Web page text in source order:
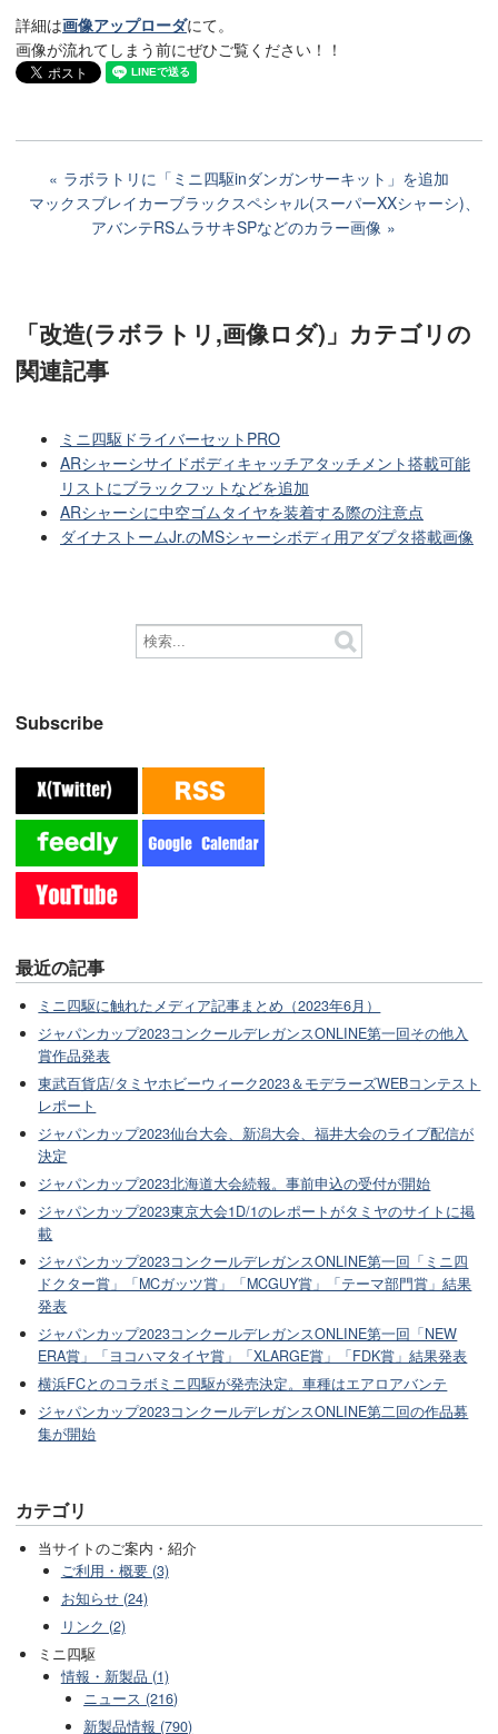
詳細は画像アップローダにて。
画像が流れてしまう前にぜひご覧ください！！
ラボラトリに「ミニ四駆inダンガンサーキット」を追加
マックスブレイカーブラックスペシャル(スーパーXXシャーシ)、
アバンテRSムラサキSPなどのカラー画像
「改造(ラボラトリ,画像ロダ)」カテゴリの
関連記事
ミニ四駆ドライバーセットPRO
ARシャーシサイドボディキャッチアタッチメント搭載可能
リストにブラックフットなどを追加
ARシャーシに中空ゴムタイヤを装着する際の注意点
ダイナストームJr.のMSシャーシボディ用アダプタ搭載画像
Subscribe
最近の記事
ミニ四駆に触れたメディア記事まとめ（2023年6月）
ジャパンカップ2023コンクールデレガンスONLINE第一回その他入
賞作品発表
東武百貨店/タミヤホビーウィーク2023＆モデラーズWEBコンテスト
レポート
ジャパンカップ2023仙台大会、新潟大会、福井大会のライブ配信が
決定
ジャパンカップ2023北海道大会続報。事前申込の受付が開始
ジャパンカップ2023東京大会1D/1のレポートがタミヤのサイトに掲
載
ジャパンカップ2023コンクールデレガンスONLINE第一回「ミニ四
ドクター賞」「MCガッツ賞」「MCGUY賞」「テーマ部門賞」結果
発表
ジャパンカップ2023コンクールデレガンスONLINE第一回「NEW
ERA賞」「ヨコハマタイヤ賞」「XLARGE賞」「FDK賞」結果発表
横浜FCとのコラボミニ四駆が発売決定。車種はエアロアバンテ
ジャパンカップ2023コンクールデレガンスONLINE第二回の作品募
集が開始
カテゴリ
当サイトのご案内・紹介
ご利用・概要 (3)
お知らせ (24)
リンク (2)
ミニ四駆
情報・新製品 (1)
ニュース (216)
新製品情報 (790)